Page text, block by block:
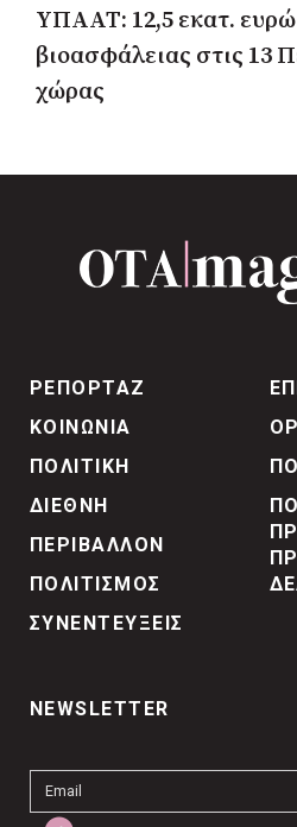
ΥΠΑΑΤ: 12,5 εκατ. ευρώ
βιοασφάλειας στις 13
χώρας
ΡΕΠΟΡΤΑΖ
ΚΟΙΝΩΝΙΑ
ΠΟΛΙΤΙΚΗ
ΔΙΕΘΝΗ
ΠΕΡΙΒΑΛΛΟΝ
ΠΟΛΙΤΙΣΜΟΣ
ΣΥΝΕΝΤΕΥΞΕΙΣ
NEWSLETTER